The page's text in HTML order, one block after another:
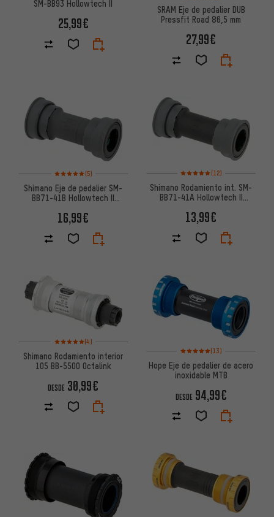
SM-BB93 Hollowtech II
25,99€
SRAM Eje de pedalier DUB
Pressfit Road 86,5 mm
27,99€
Valoración media: 5 de 5 basada en 5 reseñas
(5)
Shimano Eje de pedalier SM-
BB71-41B Hollowtech II
16,99€
Valoración media: 5 de 5
(12)
Shimano Rodamiento int. SM-
BB71-41A Hollowtech II
13,99€
Valoración media: 5 de 5 basada en 4 reseñas
(4)
Shimano Rodamiento interior
105 BB-5500 Octalink
DESDE 30,99€
Valoración media: 5 de 5
(13)
Hope Eje de pedalier de acero
inoxidable MTB
DESDE 94,99€